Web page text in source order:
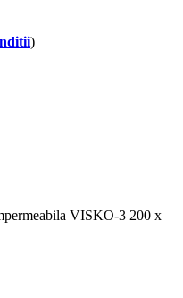
)
VISKO-3 200 x